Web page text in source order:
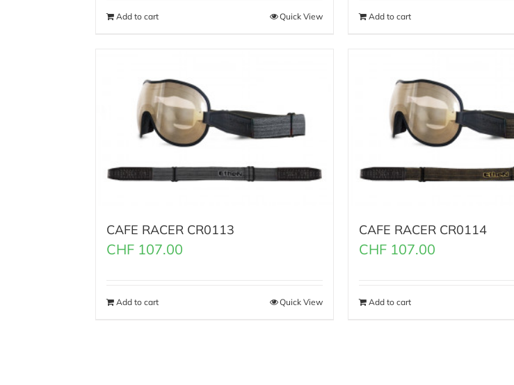
Add to cart Quick View Add to cart
CAFE RACER CR0113
CHF 107.00
Add to cart Quick View
CAFE RACER CR0114
CHF 107.00
Add to cart